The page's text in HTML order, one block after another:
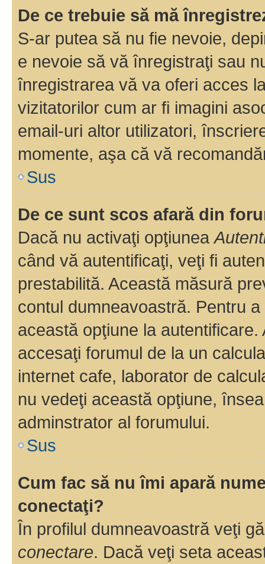
De ce trebuie să mă
S-ar putea să nu fie nevoie,
e nevoie să vă înregistraţi sau
înregistrarea vă va oferi acces
vizitatorilor cum ar fi imagini
email-uri altor utilizatori,
momente, aşa că vă
Sus
De ce sunt scos afară din
Dacă nu activaţi opţiunea
când vă autentificaţi, veţi fi
prestabilită. Această măsură
contul dumneavoastră. Pentru
această opţiune la
accesaţi forumul de la un
internet cafe, laborator de
nu vedeţi această opţiune,
adminstrator al forumului.
Sus
Cum fac să nu îmi apară
conectaţi?
În profilul dumneavoastră veţi
conectare. Dacă veţi seta